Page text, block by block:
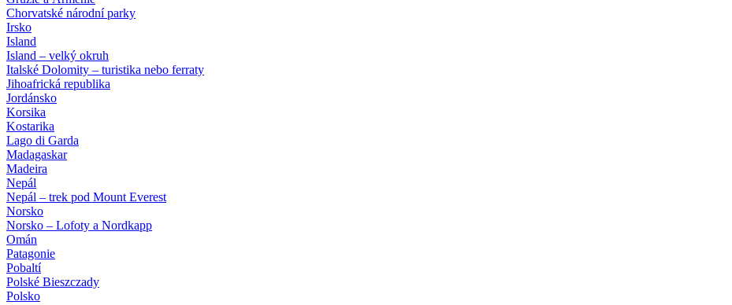
Chorvatské národní parky
Irsko
Island
Island – velký okruh
Italské Dolomity – turistika nebo ferraty
Jihoafrická republika
Jordánsko
Korsika
Kostarika
Lago di Garda
Madagaskar
Madeira
Nepál
Nepál – trek pod Mount Everest
Norsko
Norsko – Lofoty a Nordkapp
Omán
Patagonie
Pobaltí
Polské Bieszczady
Polsko